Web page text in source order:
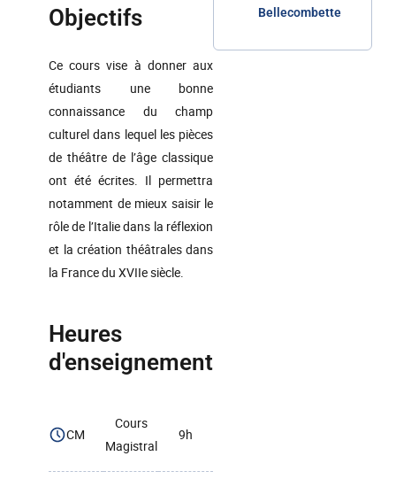
Objectifs
Ce cours vise à donner aux
étudiants une bonne
connaissance du champ
culturel dans lequel les pièces
de théâtre de l’âge classique
ont été écrites. Il permettra
notamment de mieux saisir le
rôle de l’Italie dans la réflexion
et la création théâtrales dans
la France du XVIIe siècle.
Heures
d'enseignement
CM
Cours
Magistral
9h
Bellecombette